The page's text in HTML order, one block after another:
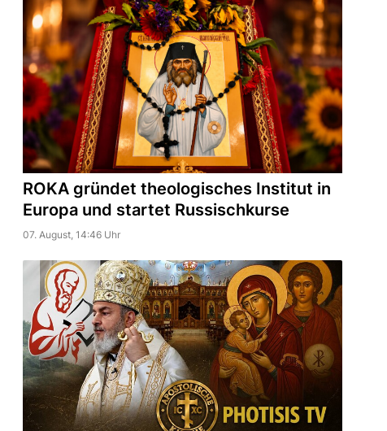
ROKA gründet theologisches Institut in
Europa und startet Russischkurse
07. August, 14:46 Uhr